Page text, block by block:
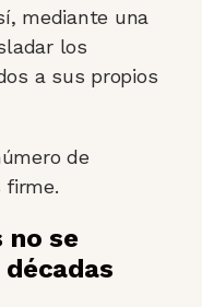
mediante una
los
a sus propios
de
firme.
no se